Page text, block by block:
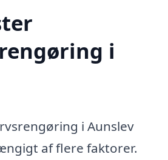
i
i Aunslev
af flere faktorer.